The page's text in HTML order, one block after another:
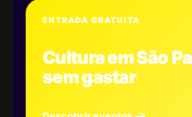
ENTRADA GRATUITA
Cultura em São
sem gastar